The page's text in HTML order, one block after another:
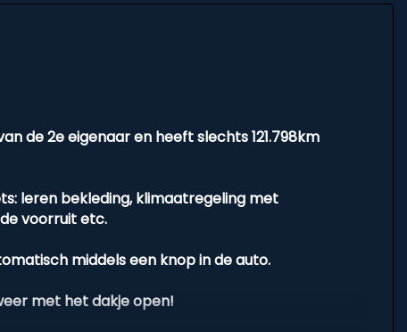
de 2e eigenaar en heeft slechts 121.798km
leren bekleding, klimaatregeling met
voorruit etc.
middels een knop in de auto.
met het dakje open!